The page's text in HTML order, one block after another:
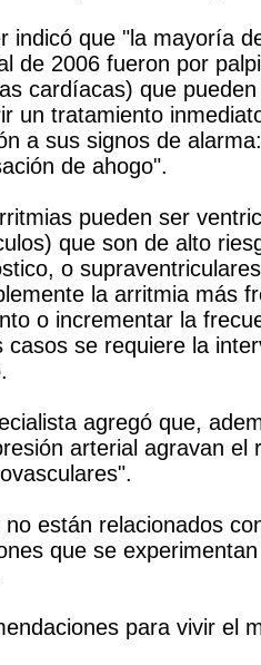
indicó que "la mayoría
de 2006 fueron por
cardíacas) que
un tratamiento
a sus signos de
de ahogo".
pueden ser
que son de alto
o
la arritmia más
o incrementar la
casos se requiere la
agregó que,
arterial agravan el
no están relacionados
que se
para vivir el